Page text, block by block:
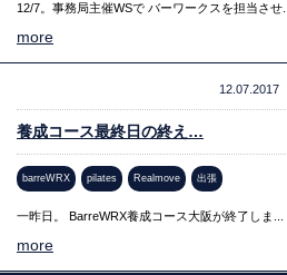
12/7。事務局主催WSで バーワークスを担当させ...
more
12.07.2017
養成コース最終日の終え…
barreWRX pilates Realmove 出張
一昨日。 BarreWRX養成コース大阪が終了しま...
more